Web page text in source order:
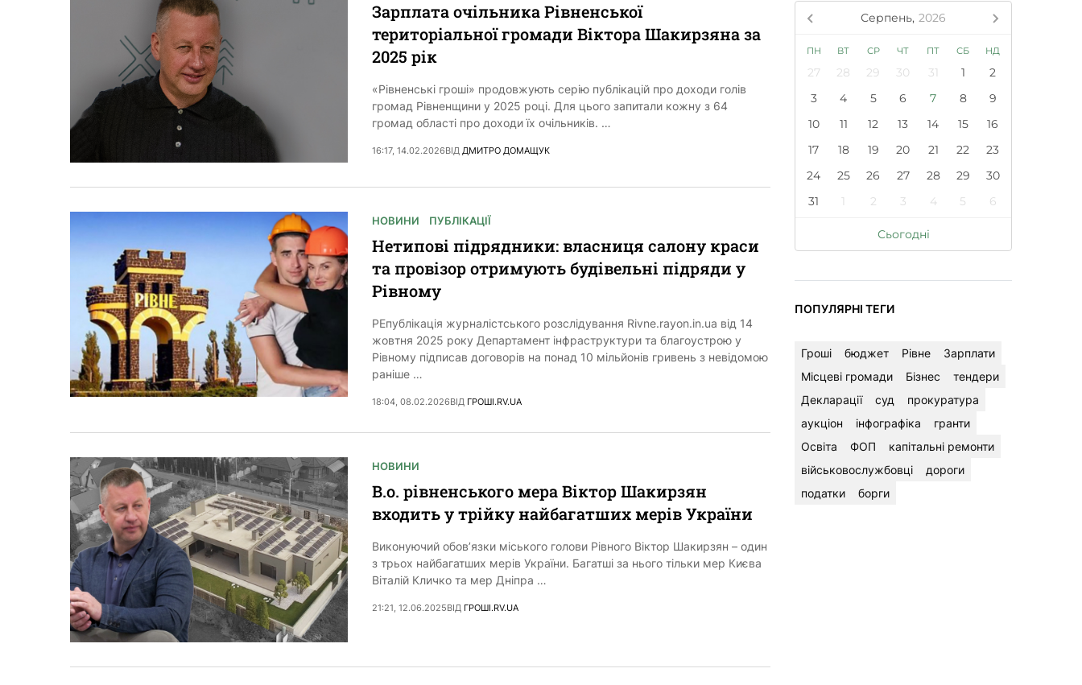
Зарплата очільника Рівненської
територіальної громади Віктора Шакирзяна за
2025 рік
«Рівненські гроші» продовжують серію публікацій про доходи голів
громад Рівненщини у 2025 році. Для цього запитали кожну з 64
громад області про доходи їх очільників. …
16:17, 14.02.2026ВІД ДМИТРО ДОМАЩУК
НОВИНИ ПУБЛІКАЦІЇ
Нетипові підрядники: власниця салону краси
та провізор отримують будівельні підряди у
Рівному
РЕпублікація журналістського розслідування Rivne.rayon.in.ua від 14
жовтня 2025 року Департамент інфраструктури та благоустрою у
Рівному підписав договорів на понад 10 мільйонів гривень з невідомою
раніше …
18:04, 08.02.2026ВІД ГРОШІ.RV.UA
НОВИНИ
В.о. рівненського мера Віктор Шакирзян
входить у трійку найбагатших мерів України
Виконуючий обов’язки міського голови Рівного Віктор Шакирзян – один
з трьох найбагатших мерів України. Багатші за нього тільки мер Києва
Віталій Кличко та мер Дніпра …
21:21, 12.06.2025ВІД ГРОШІ.RV.UA
Серпень, 2026
ПН ВТ СР ЧТ ПТ СБ НД
27 28 29 30 31 1
2
3
4 5 6 7 8
9
10
11 12 13 14 15
16
17
18 19 20 21 22
23
24
25 26 27 28 29
30
31
1 2 3 4 5 6
Сьогодні
ПОПУЛЯРНІ ТЕГИ
Гроші бюджет Рівне
Зарплати
Місцеві громади
Бізнес
тендери
Декларації
суд
прокуратура
аукціон
інфографіка
гранти
Освіта
ФОП
капітальні ремонти
військовослужбовці
дороги
податки
борги